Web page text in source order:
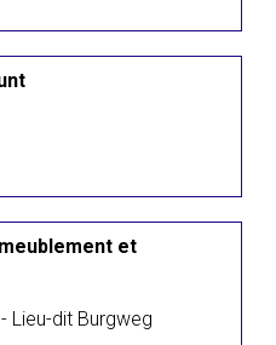
et
Lieu-dit Burgweg